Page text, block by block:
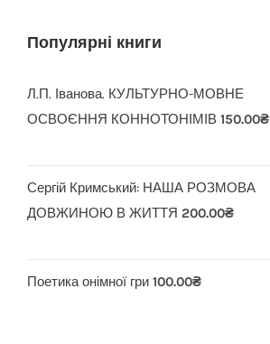
Популярні книги
Л.П. Іванова. КУЛЬТУРНО-МОВНЕ
ОСВОЄННЯ КОННОТОНІМІВ 150.00₴
Сергій Кримський: НАША РОЗМОВА
ДОВЖИНОЮ В ЖИТТЯ 200.00₴
Поетика онімної гри 100.00₴